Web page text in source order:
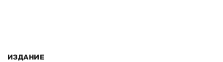
ИЗДАНИЕ